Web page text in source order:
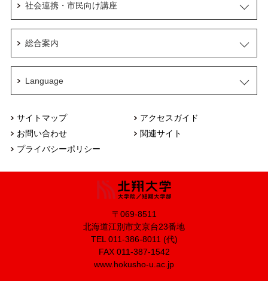
サイトマップ
アクセスガイド
お問い合わせ
関連サイト
プライバシーポリシー
社会連携・市民向け講座
総合案内
Language
〒069-8511
北海道江別市文京台23番地
TEL 011-386-8011 (代)
FAX 011-387-1542
www.hokusho-u.ac.jp